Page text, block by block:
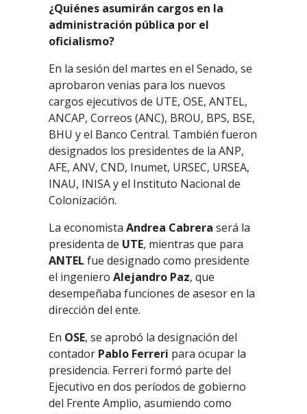
¿Quiénes asumirán cargos en la
administración pública por el
oficialismo?
En la sesión del martes en el Senado, se
aprobaron venias para los nuevos
cargos ejecutivos de UTE, OSE, ANTEL,
ANCAP, Correos (ANC), BROU, BPS, BSE,
BHU y el Banco Central. También fueron
designados los presidentes de la ANP,
AFE, ANV, CND, Inumet, URSEC, URSEA,
INAU, INISA y el Instituto Nacional de
Colonización.
La economistaAndrea Cabrera será la
presidenta de UTE, mientras que para
ANTELfue designado como presidente
el ingenieroAlejandro Paz, que
desempeñaba funciones de asesor en la
dirección del ente.
En OSE, se aprobó la designación del
contador Pablo Ferreri para ocupar la
presidencia. Ferreri formó parte del
Ejecutivo en dos períodos de gobierno
del Frente Amplio, asumiendo como